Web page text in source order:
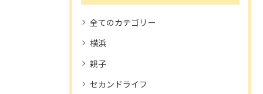
全てのカテゴリー
横浜
親子
セカンドライフ